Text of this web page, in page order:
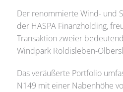
Der renommierte Wind- und
der HASPA Finanzholding,
Transaktion zweier
Windpark Roldisleben-
Das veräußerte Portfolio
N149 mit einer Nabenhöhe